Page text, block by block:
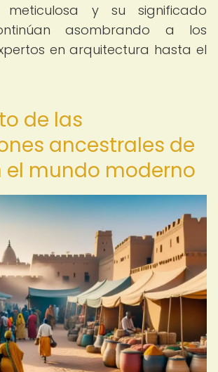
meticulosa y su significado
asombrando a los
en arquitectura hasta el
de las
ancestrales de
el mundo moderno